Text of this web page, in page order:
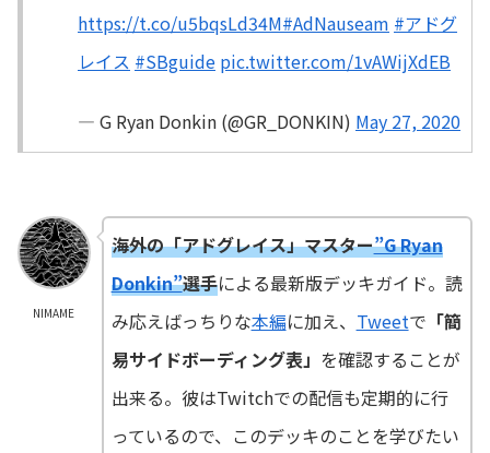
https://t.co/u5bqsLd34M#AdNauseam #アドグ
レイス #SBguide pic.twitter.com/1vAWijXdEB
— G Ryan Donkin (@GR_DONKIN) May 27, 2020
NIMAME
海外の「アドグレイス」マスター”G Ryan
Donkin”選手による最新版デッキガイド。読
み応えばっちりな本編に加え、 Tweetで 「簡
易サイドボーディング表」 を確認することが
出来る。彼はTwitchでの配信も定期的に行
っているので、このデッキのことを学びたい